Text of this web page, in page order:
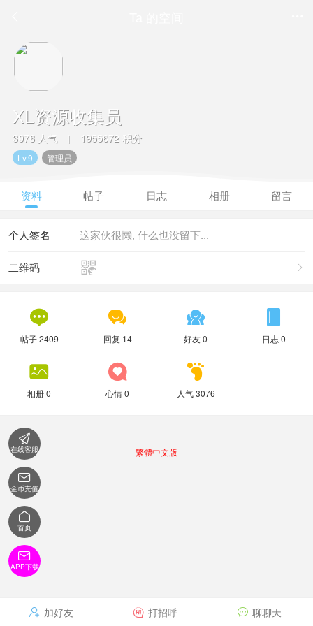
XL资源收集员
3076 人气 | 1955672 积分
Lv.9 管理员
资料 帖子 日志 相册 留言
这家伙很懒, 什么也没留下...
个人签名


二维码

帖子 2409

回复 14

好友 0

日志 0

相册 0

心情 0

人气 3076
 加好友  打招呼  聊聊天
繁體中文版

在线客服

金币充值

首页

APP下载